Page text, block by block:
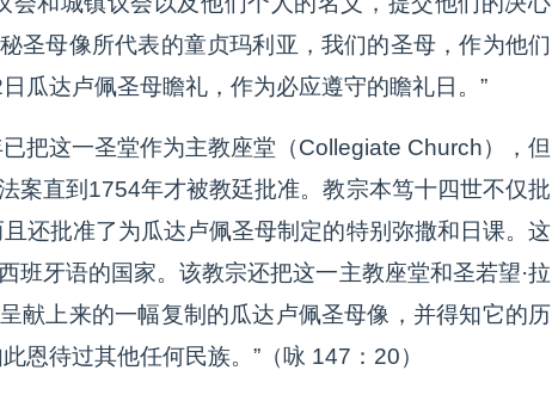
圣母像所代表的童贞玛利亚，我们的圣母，作为他们
瓜达卢佩圣母瞻礼，作为必应遵守的瞻礼日。”
把这一圣堂作为主教座堂（Collegiate Church），但
案直到1754年才被教廷批准。教宗本笃十四世不仅批
还批准了为瓜达卢佩圣母制定的特别弥撒和日课。这
班牙语的国家。该教宗还把这一主教座堂和圣若望·拉
献上来的一幅复制的瓜达卢佩圣母像，并得知它的历
恩待过其他任何民族。”（咏 147：20）